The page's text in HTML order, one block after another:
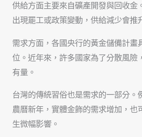
供給方面主要來自礦產開發與回收金
出現罷工或政策變動，供給減少會推
需求方面，各國央行的黃金儲備計畫
位。近年來，許多國家為了分散風險
有量。
台灣的傳統習俗也是需求的一部分。
農曆新年，實體金飾的需求增加，也
生微幅影響。